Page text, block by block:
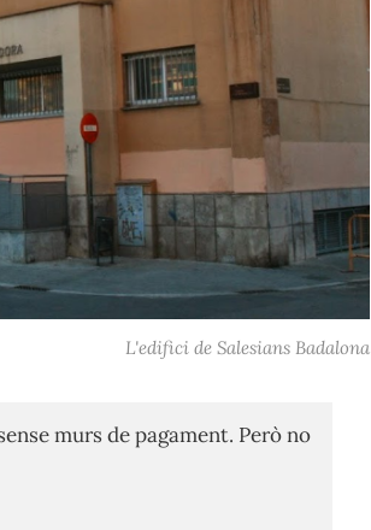
L'edifici de Salesians Badalona
murs de pagament. Però no